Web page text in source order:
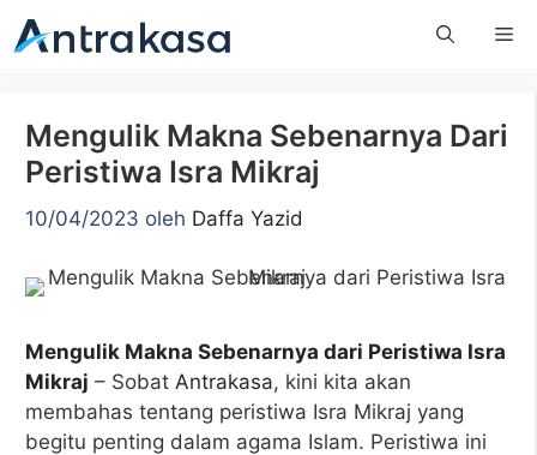
Langsung
ke
Mengulik Makna Sebenarnya Dari
Peristiwa Isra Mikraj
10/04/2023 oleh Daffa Yazid
Mengulik Makna Sebenarnya dari Peristiwa Isra
Mikraj – Sobat Antrakasa, kini kita akan
membahas tentang peristiwa Isra Mikraj yang
begitu penting dalam agama Islam. Peristiwa ini